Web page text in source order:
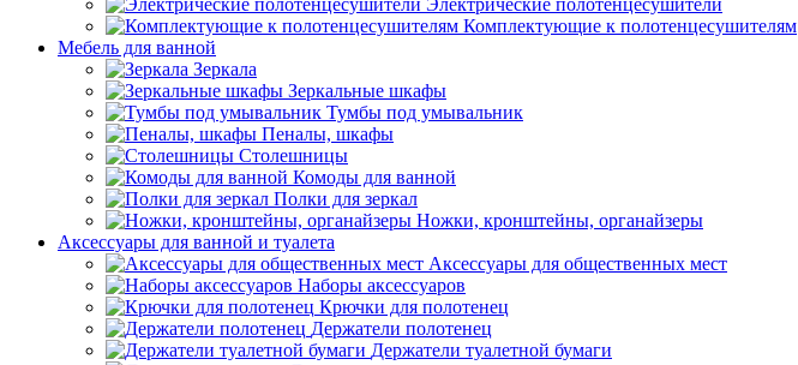
Электрические полотенцесушители
Комплектующие к полотенцесушителям
Мебель для ванной
Зеркала
Зеркальные шкафы
Тумбы под умывальник
Пеналы, шкафы
Столешницы
Комоды для ванной
Полки для зеркал
Ножки, кронштейны, органайзеры
Аксессуары для ванной и туалета
Аксессуары для общественных мест
Наборы аксессуаров
Крючки для полотенец
Держатели полотенец
Держатели туалетной бумаги